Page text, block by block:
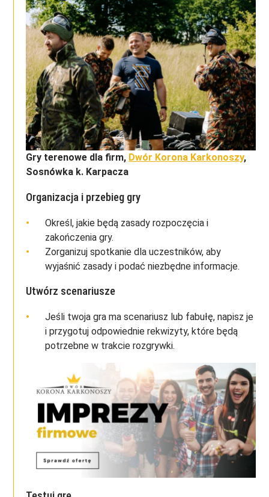
Gry terenowe dla firm, Dwór Korona Karkonoszy,
Sosnówka k. Karpacza
Organizacja i przebieg gry
Określ, jakie będą zasady rozpoczęcia i
zakończenia gry.
Zorganizuj spotkanie dla uczestników, aby
wyjaśnić zasady i podać niezbędne informacje.
Utwórz scenariusze
Jeśli twoja gra ma scenariusz lub fabułę, napisz je
i przygotuj odpowiednie rekwizyty, które będą
potrzebne w trakcie rozgrywki.